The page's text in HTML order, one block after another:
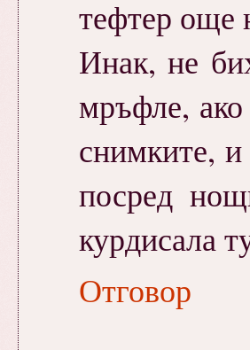
тефтер още
Инак, не
мръфле,
снимките,
посред
курдисала
Отговор